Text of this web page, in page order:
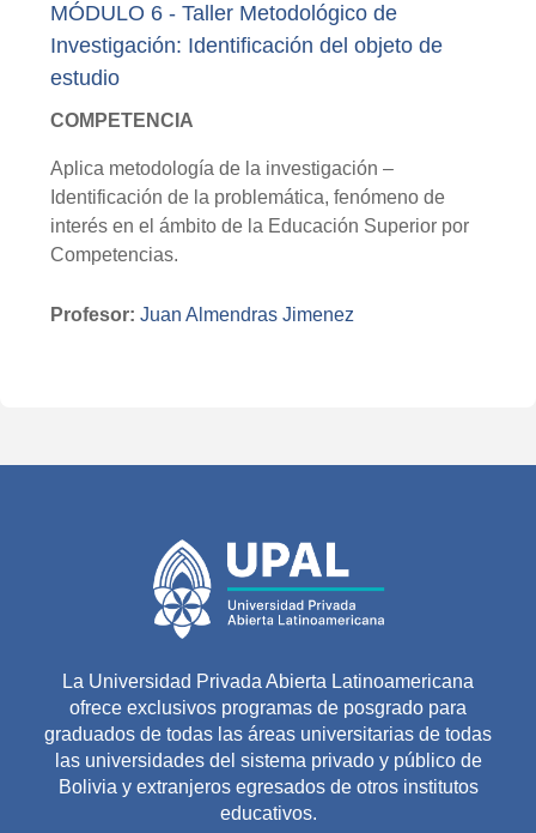
MÓDULO 6 - Taller Metodológico de
Investigación: Identificación del objeto de
estudio
COMPETENCIA
Aplica metodología de la investigación –
Identificación de la problemática, fenómeno de
interés en el ámbito de la Educación Superior por
Competencias.
Profesor: Juan Almendras Jimenez
La Universidad Privada Abierta Latinoamericana
ofrece exclusivos programas de posgrado para
graduados de todas las áreas universitarias de todas
las universidades del sistema privado y público de
Bolivia y extranjeros egresados de otros institutos
educativos.